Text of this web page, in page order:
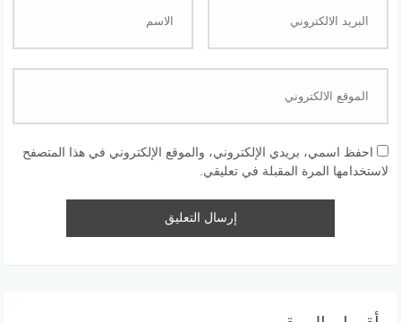
احفظ اسمي، بريدي الإلكتروني، والموقع الإلكتروني في هذا المتصفح
لاستخدامها المرة المقبلة في تعليقي.